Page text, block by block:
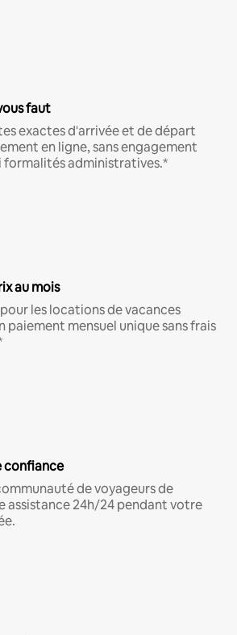
faut
exactes d'arrivée et de départ
en ligne, sans engagement
formalités administratives.*
au mois
les locations de vacances
paiement mensuel unique sans frais
confiance
de voyageurs de
assistance 24h/24 pendant votre